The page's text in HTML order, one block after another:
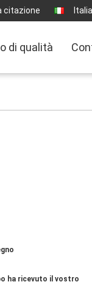
citazione
di qualità
ha ricevuto il vostro